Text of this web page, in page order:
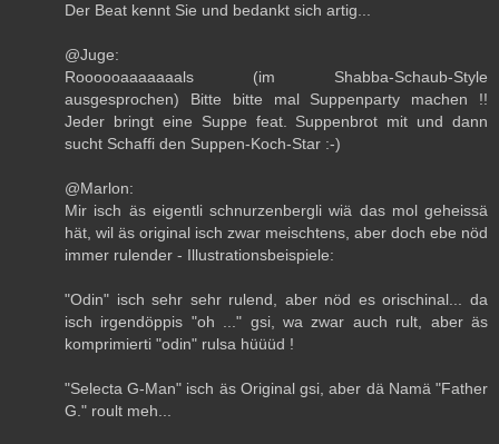
Der Beat kennt Sie und bedankt sich artig...
@Juge:
Roooooaaaaaaals (im Shabba-Schaub-Style
ausgesprochen) Bitte bitte mal Suppenparty machen !!
Jeder bringt eine Suppe feat. Suppenbrot mit und dann
sucht Schaffi den Suppen-Koch-Star :-)
@Marlon:
Mir isch äs eigentli schnurzenbergli wiä das mol geheissä
hät, wil äs original isch zwar meischtens, aber doch ebe nöd
immer rulender - Illustrationsbeispiele:
"Odin" isch sehr sehr rulend, aber nöd es orischinal... da
isch irgendöppis "oh ..." gsi, wa zwar auch rult, aber äs
komprimierti "odin" rulsa hüüüd !
"Selecta G-Man" isch äs Original gsi, aber dä Namä "Father
G." roult meh...